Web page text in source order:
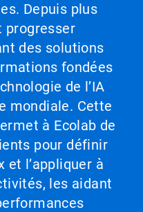
Depuis plus
progresser
des solutions
fondées
de l’IA
mondiale. Cette
à Ecolab de
pour définir
et l’appliquer à
les aidant